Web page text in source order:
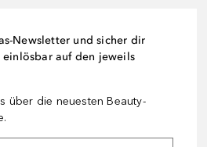
Newsletter und sicher dir
einlösbar auf den jeweils
über die neuesten Beauty-